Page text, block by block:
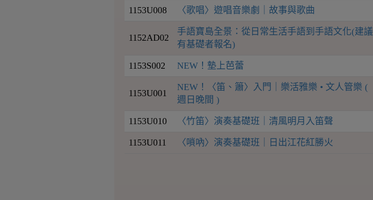
1153U008 〈歌唱〉遊唱音樂劇｜故事與歌曲
1152AD02
手語寶島全景：從日常生活手語到手語文化(建議
有基礎者報名)
1153S002 NEW！墊上芭蕾
1153U001
NEW！〈笛、簫〉入門｜樂活雅樂 • 文人管樂 (
週日晚間 )
1153U010 〈竹笛〉演奏基礎班｜清風明月入笛聲
1153U011 〈嗩吶〉演奏基礎班｜日出江花紅勝火